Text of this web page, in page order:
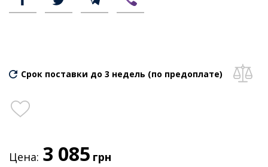
Срок поставки до 3 недель (по предоплате)
Цена: 3 085 грн